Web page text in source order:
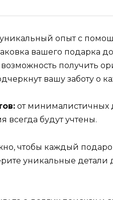
опыт с
вашего подарка
получить
вашу заботу о
от минималистичных
всегда будут учтены.
чтобы каждый
уникальные детали